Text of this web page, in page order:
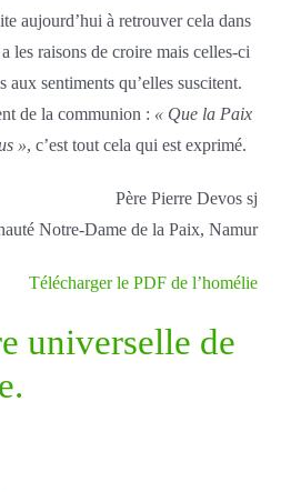
aujourd’hui à retrouver cela dans
les raisons de croire mais celles-ci
aux sentiments qu’elles suscitent.
de la communion : « Que la Paix
», c’est tout cela qui est exprimé.
Père Pierre Devos sj
Notre-Dame de la Paix, Namur
Télécharger le PDF de l’homélie
universelle de